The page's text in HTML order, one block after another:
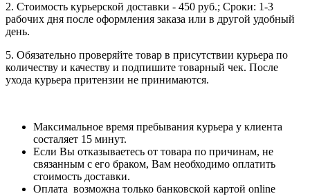
2. Стоимость курьерской доставки - 450 руб.; Сроки: 1-3
рабочих дня после оформления заказа или в другой удобный
день.
5. Обязательно проверяйте товар в присутствии курьера по
количеству и качеству и подпишите товарный чек. После
ухода курьера притензии не принимаются.
Максимальное время пребывания курьера у клиента
состаляет 15 минут.
Если Вы отказываетесь от товара по причинам, не
связанным с его браком, Вам необходимо оплатить
стоимость доставки.
Оплата возможна только банковской картой online